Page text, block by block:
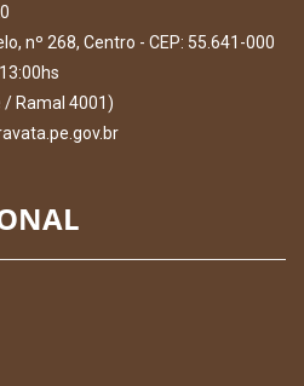
nº 268, Centro - CEP: 55.641-000
Ramal 4001)